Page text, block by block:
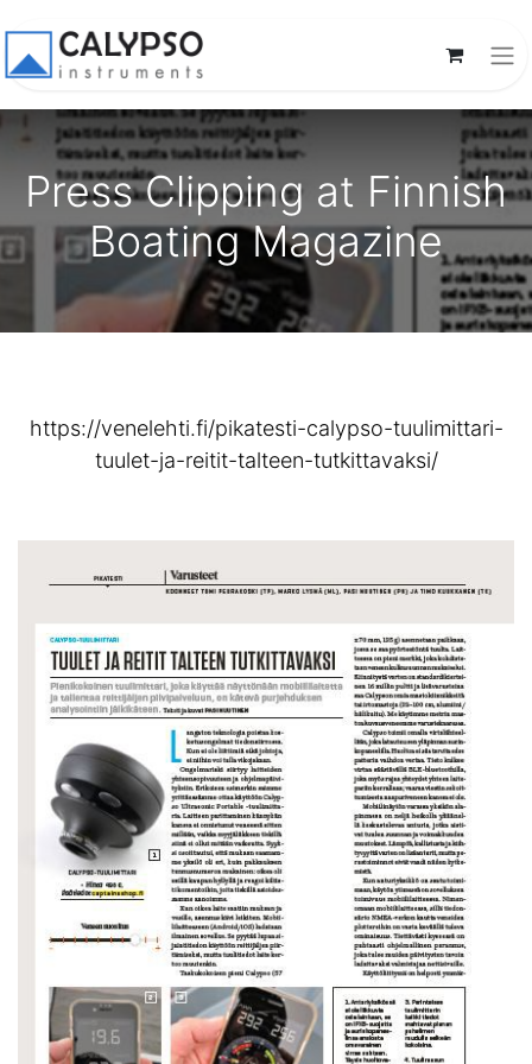
Press Clipping at Finnish
Boating Magazine
https://venelehti.fi/pikatesti-calypso-tuulimittari-
tuulet-ja-reitit-talteen-tutkittavaksi/